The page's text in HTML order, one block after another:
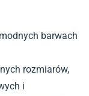
barwach
rozmiarów,
i